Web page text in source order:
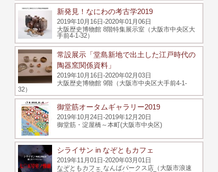
新発見！なにわの考古学2019
2019年10月16日-2020年01月06日
大阪歴史博物館 8階特集展示室（大阪市中央区大
手前4-1-32）
常設展示「堂島新地で出土した江戸時代の
陶器窯関係資料」
2019年10月16日-2020年02月03日
大阪歴史博物館 9階（大阪市中央区大手前4-1-
32）
御堂筋オータムギャラリー2019
2019年10月24日-2019年12月20日
御堂筋・淀屋橋～本町(大阪市中央区)
シライサン in なぞともカフェ
2019年11月01日-2020年03月01日
なぞともカフェ なんばパークス店（大阪市浪速